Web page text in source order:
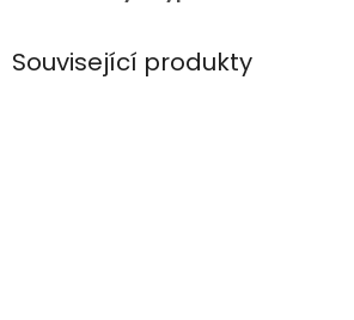
Související produkty